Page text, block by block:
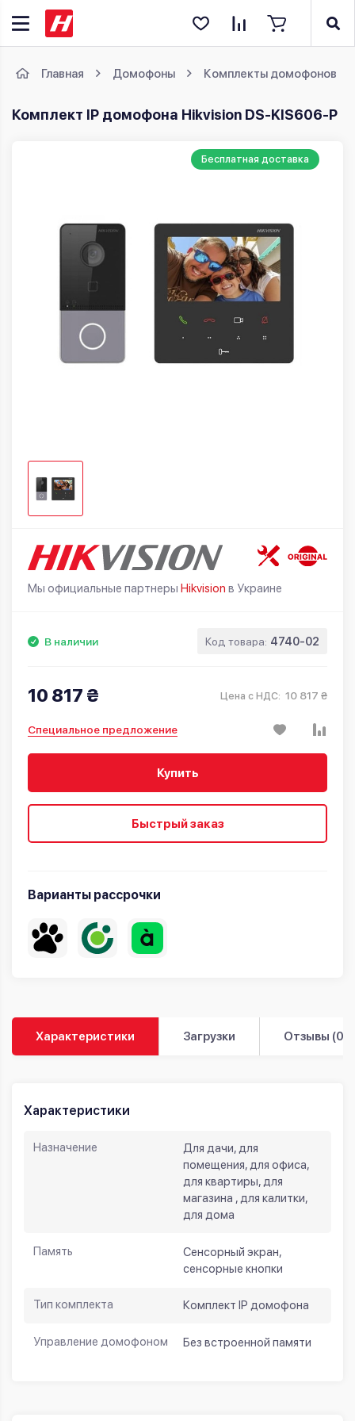
Главная Домофоны Комплекты домофонов
Комплект IP домофона Hikvision DS-KIS606-P
Бесплатная доставка
Мы официальные партнеры Hikvision в Украине
В наличии Код товара: 4740-02
10 817 ₴ Цена с НДС: 10 817 ₴
Специальное предложение
Купить
Быстрый заказ
Варианты рассрочки
Характеристики Загрузки Отзывы (0)
Характеристики
Назначение
Для дачи, для
помещения, для офиса,
для квартиры, для
магазина , для калитки,
для дома
Память
Сенсорный экран,
сенсорные кнопки
Тип комплекта Комплект IP домофона
Управление домофоном Без встроенной памяти